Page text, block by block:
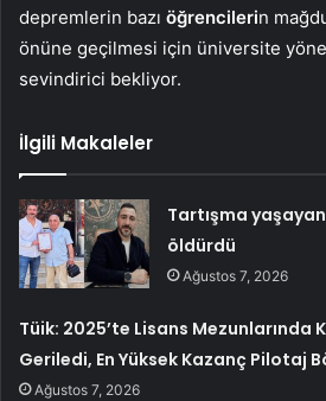
depremlerin bazı öğrencilerin
önüne geçilmesi için üniversite
sevindirici bekliyor.
İlgili Makaleler
Tartışma yaşayan
öldürdü
Ağustos 7, 2026
Tüik: 2025’te Lisans Mezunlarında
Geriledi, En Yüksek Kazanç Pilotaj
Ağustos 7, 2026